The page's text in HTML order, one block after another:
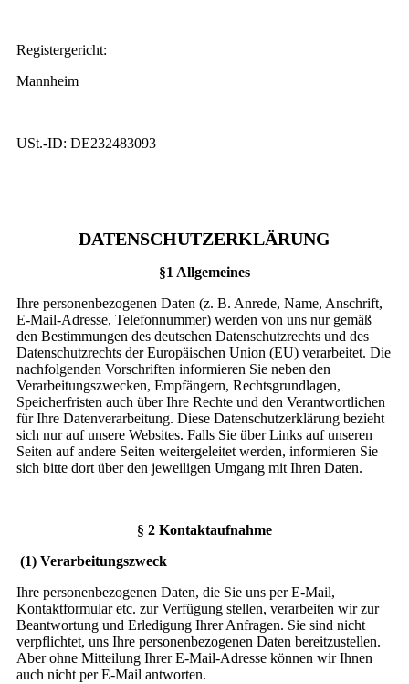
Registergericht:
Mannheim
USt.-ID: DE232483093
DATENSCHUTZERKLÄRUNG
§1 Allgemeines
Ihre personenbezogenen Daten (z. B. Anrede, Name, Anschrift,
E-Mail-Adresse, Telefonnummer) werden von uns nur gemäß
den Bestimmungen des deutschen Datenschutzrechts und des
Datenschutzrechts der Europäischen Union (EU) verarbeitet. Die
nachfolgenden Vorschriften informieren Sie neben den
Verarbeitungszwecken, Empfängern, Rechtsgrundlagen,
Speicherfristen auch über Ihre Rechte und den Verantwortlichen
für Ihre Datenverarbeitung. Diese Datenschutzerklärung bezieht
sich nur auf unsere Websites. Falls Sie über Links auf unseren
Seiten auf andere Seiten weitergeleitet werden, informieren Sie
sich bitte dort über den jeweiligen Umgang mit Ihren Daten.
§ 2 Kontaktaufnahme
(1) Verarbeitungszweck
Ihre personenbezogenen Daten, die Sie uns per E-Mail,
Kontaktformular etc. zur Verfügung stellen, verarbeiten wir zur
Beantwortung und Erledigung Ihrer Anfragen. Sie sind nicht
verpflichtet, uns Ihre personenbezogenen Daten bereitzustellen.
Aber ohne Mitteilung Ihrer E-Mail-Adresse können wir Ihnen
auch nicht per E-Mail antworten.